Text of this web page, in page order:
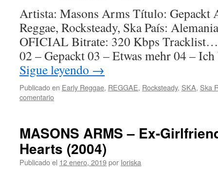
Artista: Masons Arms Título: Gepackt
Reggae, Rocksteady, Ska País:
OFICIAL Bitrate: 320 Kbps
02 – Gepackt 03 – Etwas mehr 04 –
Sigue leyendo →
Publicado en Early Reggae, REGGAE, Rocksteady, SKA, Ska
comentario
MASONS ARMS – Ex-
Hearts (2004)
Publicado el 12 enero, 2019por Ioriska